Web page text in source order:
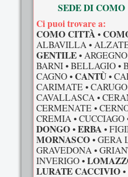
SEDE DI
Ci puoi trovare a:
COMO CITTÀ •
ALBAVILLA •
GENTILE •
BARNI • BELLAGIO •
CAGNO • CANTÙ •
CARIMATE •
CAVALLASCA •
CERMENATE •
CREMIA • CUCCIAGO
DONGO • ERBA •
MORNASCO • GERA
GRAVEDONA •
INVERIGO •
LURATE CACCIVIO •